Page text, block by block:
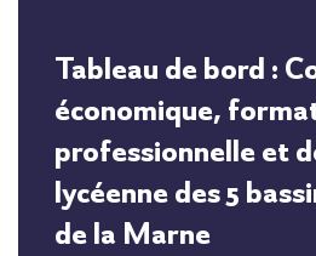
Tableau de bord :
économique,
professionnelle et
lycéenne des 5
de la Marne